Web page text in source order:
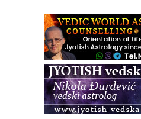
Zagreb+Online
Osnovni ThetaHealing® tečaj,
Zagreb
Osnovna radionica za
Healing course)
Access BARS®, otpusti stres